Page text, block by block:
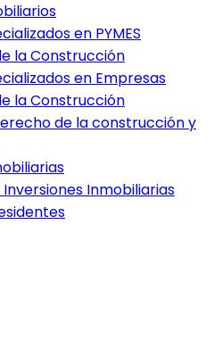
en PYMES
la Construcción
en Empresas
la Construcción
de la construcción y
Inmobiliarias